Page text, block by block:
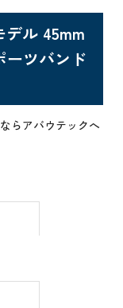
ル 45mm
ーツバンド
らアバウテックへ